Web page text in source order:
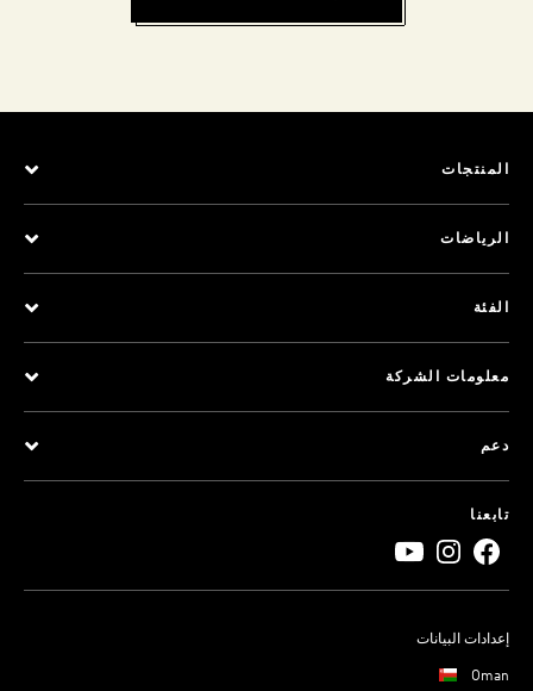
المنتجات
الرياضات
الفئة
معلومات الشركة
دعم
تابعنا
إعدادات البيانات
Oman